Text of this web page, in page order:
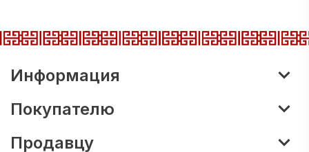
Информация
Покупателю
Продавцу